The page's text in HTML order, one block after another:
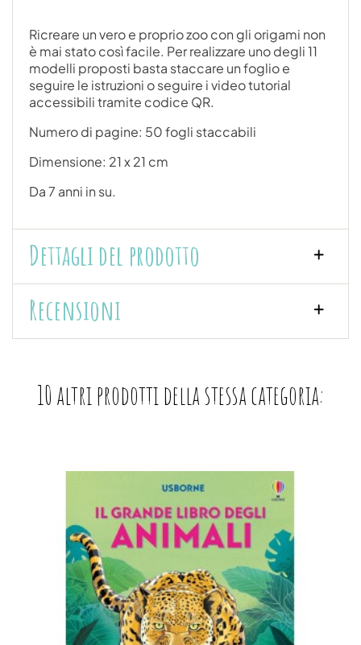
Ricreare un vero e proprio zoo con gli origami non
è mai stato così facile. Per realizzare uno degli 11
modelli proposti basta staccare un foglio e
seguire le istruzioni o seguire i video tutorial
accessibili tramite codice QR.
Numero di pagine: 50 fogli staccabili
Dimensione: 21 x 21 cm
Da 7 anni in su.
Dettagli del prodotto
Recensioni
10 altri prodotti della stessa categoria: